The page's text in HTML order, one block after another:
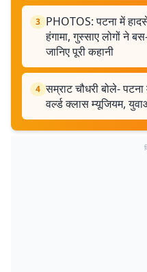
3 PHOTOS: पटना में
हंगामा, गुस्साए लोगों ने
जानिए पूरी कहानी
4 सम्राट चौधरी बोले-
वर्ल्ड क्लास म्यूजियम,